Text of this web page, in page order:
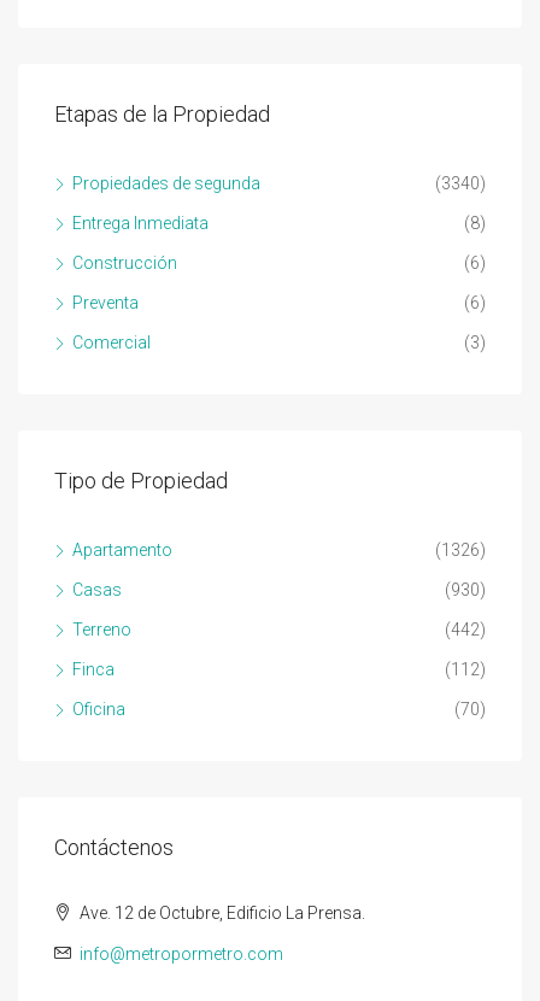
Etapas de la Propiedad
Propiedades de segunda (3340)
Entrega Inmediata (8)
Construcción (6)
Preventa (6)
Comercial (3)
Tipo de Propiedad
Apartamento (1326)
Casas (930)
Terreno (442)
Finca (112)
Oficina (70)
Contáctenos
Ave. 12 de Octubre, Edificio La Prensa.
info@metropormetro.com